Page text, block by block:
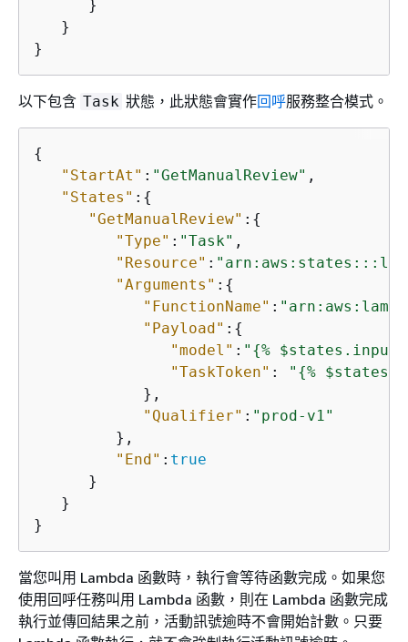
      }
   }
}
以下包含 Task 狀態，此狀態會實作回呼服務整合模式。
{
"StartAt" : "GetManualReview" ,
"States" : {
"GetManualReview" : {
"Type" : "Task" ,
"Resource" :
"Arguments" : {
"FunctionName" :
"Payload" : {
"model" : " {%
"TaskToken" : " {%
            },
"Qualifier" : "prod-v1"
         },
"End" : true
      }
   }
當您叫用 Lambda 函數時，執行會等待函數完成。如果您
使用回呼任務叫用 Lambda 函數，則在 Lambda 函數完成
執行並傳回結果之前，活動訊號逾時不會開始計數。只要